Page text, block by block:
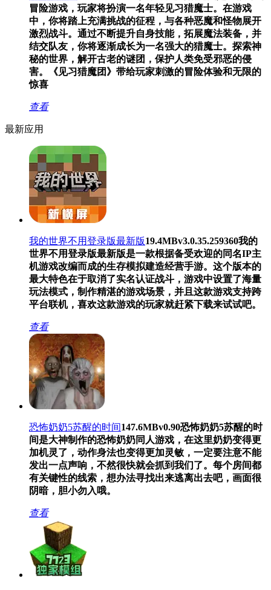
冒险游戏，玩家将扮演一名年轻见习猎魔士。在游戏
中，你将踏上充满挑战的征程，与各种恶魔和怪物展开
激烈战斗。通过不断提升自身技能，拓展魔法装备，并
结交队友，你将逐渐成长为一名强大的猎魔士。探索神
秘的世界，解开古老的谜团，保护人类免受邪恶的侵
害。《见习猎魔团》带给玩家刺激的冒险体验和无限的
惊喜
查看
最新应用
我的世界不用登录版最新版19.4MBv3.0.35.259360我的
世界不用登录版最新版是一款根据备受欢迎的同名IP主
机游戏改编而成的生存模拟建造经营手游。这个版本的
最大特色在于取消了实名认证战斗，游戏中设置了海量
玩法模式，制作精湛的游戏场景，并且这款游戏支持跨
平台联机，喜欢这款游戏的玩家就赶紧下载来试试吧。
查看
恐怖奶奶5苏醒的时间147.6MBv0.90恐怖奶奶5苏醒的时
间是大神制作的恐怖奶奶同人游戏，在这里奶奶变得更
加机灵了，动作身法也变得更加灵敏，一定要注意不能
发出一点声响，不然很快就会抓到我们了。每个房间都
有关键性的线索，想办法寻找出来逃离出去吧，画面很
阴暗，胆小勿入哦。
查看